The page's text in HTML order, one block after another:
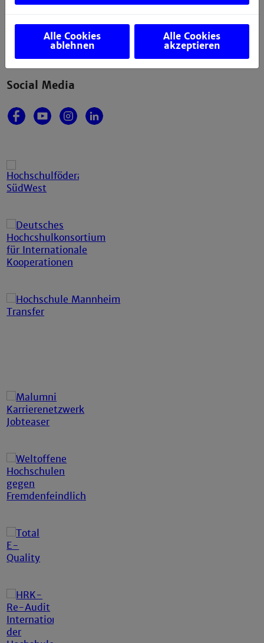
+49 621 292-6420
info@th-mannheim.de
Social Media
Alle Cookies
ablehnen
Alle Cookies
akzeptieren